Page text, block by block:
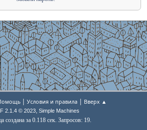
| Условия и правила | Вверх ▲
2.1.4 © 2023, Simple Machines
создана за 0.118 сек. Запросов: 19.